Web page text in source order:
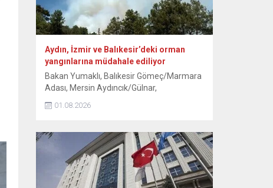
Aydın, İzmir ve Balıkesir’deki orman
yangınlarına müdahale ediliyor
Bakan Yumaklı, Balıkesir Gömeç/Marmara
Adası, Mersin Aydıncık/Gülnar,
Kocaeli/Dilovası orman yangınlarının
kontrol altına alındığını bildirdi. Aydın’ın Çine
ilçesinde ormanlık alanda 30 Temmuz’da
başlayan yangına havadan ve karadan
müdahale 3. gününde sürüyor. Kavşıt
mevkisindeki ormanlık alanda devam eden
01.08.2026